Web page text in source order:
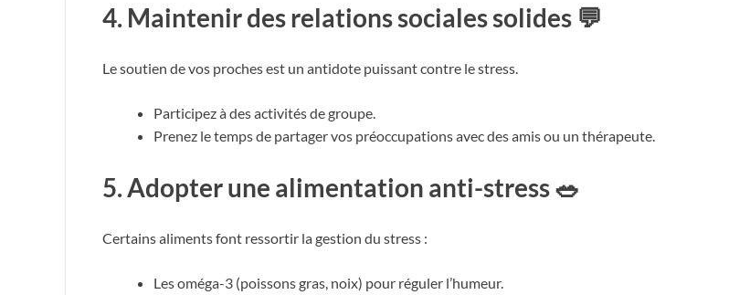
4. Maintenir des relations sociales solides 💬
Le soutien de vos proches est un antidote puissant contre le stress.
Participez à des activités de groupe.
Prenez le temps de partager vos préoccupations avec des amis ou un thérapeute.
5.Adopter une alimentation anti-stress 🥗
Certains aliments font ressortir la gestion du stress :
Les oméga-3 (poissons gras, noix) pour réguler l’humeur.